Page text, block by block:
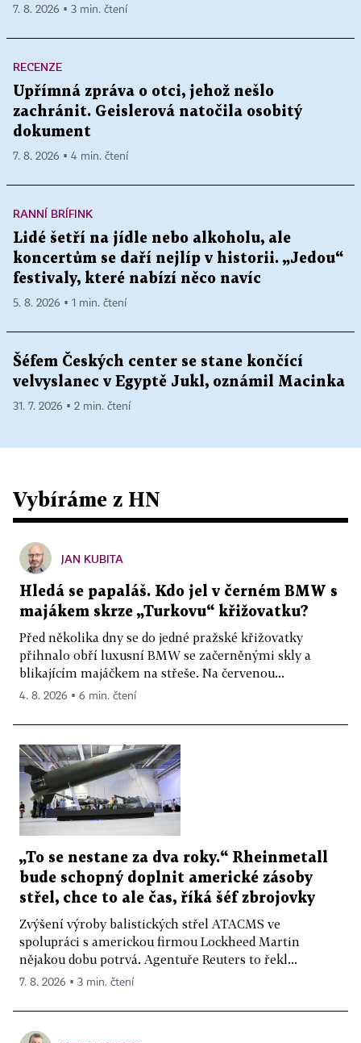
7. 8. 2026 ▪ 3 min. čtení
RECENZE
Upřímná zpráva o otci, jehož nešlo
zachránit. Geislerová natočila osobitý
dokument
7. 8. 2026 ▪ 4 min. čtení
RANNÍ BRÍFINK
Lidé šetří na jídle nebo alkoholu, ale
koncertům se daří nejlíp v historii. „Jedou“
festivaly, které nabízí něco navíc
5. 8. 2026 ▪ 1 min. čtení
Šéfem Českých center se stane končící
velvyslanec v Egyptě Jukl, oznámil Macinka
31. 7. 2026 ▪ 2 min. čtení
Vybíráme z HN
JAN KUBITA
Hledá se papaláš. Kdo jel v černém BMW s
majákem skrze „Turkovu“ křižovatku?
Před několika dny se do jedné pražské křižovatky
přihnalo obří luxusní BMW se začerněnými skly a
blikajícím majáčkem na střeše. Na červenou...
4. 8. 2026 ▪ 6 min. čtení
„To se nestane za dva roky.“ Rheinmetall
bude schopný doplnit americké zásoby
střel, chce to ale čas, říká šéf zbrojovky
Zvýšení výroby balistických střel ATACMS ve
spolupráci s americkou firmou Lockheed Martin
nějakou dobu potrvá. Agentuře Reuters to řekl...
7. 8. 2026 ▪ 3 min. čtení